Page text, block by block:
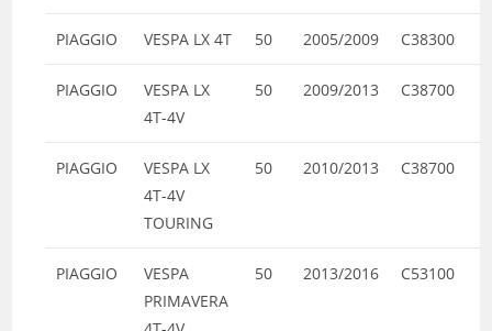
PIAGGIO VESPA LX 4T 50 2005/2009 C38300
PIAGGIO
VESPA LX
4T-4V
50 2009/2013 C38700
PIAGGIO
VESPA LX
4T-4V
TOURING
50 2010/2013 C38700
PIAGGIO
VESPA
PRIMAVERA
50 2013/2016 C53100